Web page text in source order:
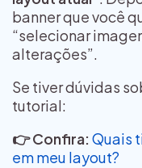
banner que você
“selecionar
alterações”.
Se tiver dúvidas
tutorial:
👉 Confira: Quais
em meu layout?